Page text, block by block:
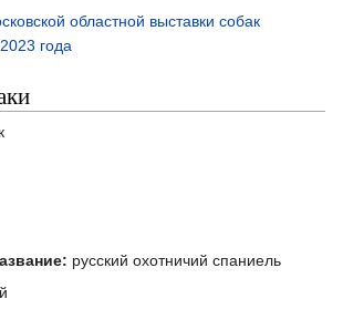
областной выставки собак
года
русский охотничий спаниель